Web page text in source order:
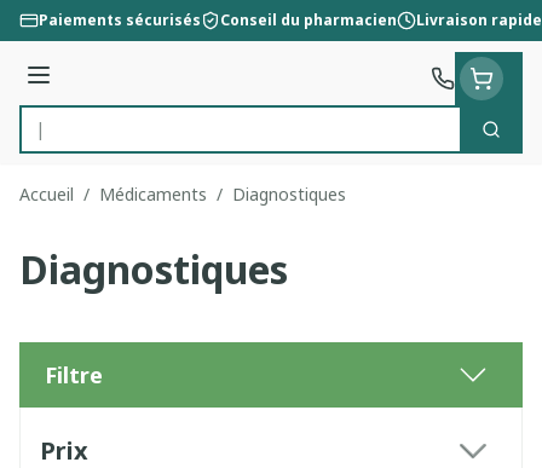
Aller au contenu
Paiements sécurisés Conseil du pharmacien Livraison rapide
Menu
Rechercher
Accueil / Médicaments / Diagnostiques
Diagnostiques
Filtre
Prix